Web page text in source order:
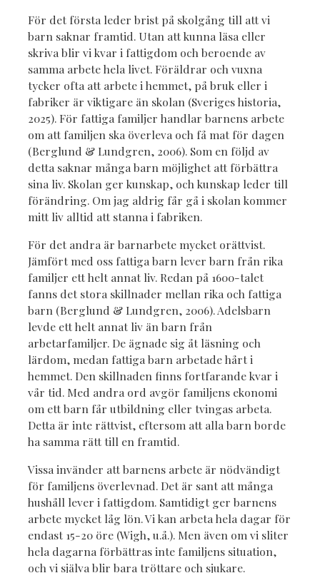
För det första leder brist på skolgång till att vi
barn saknar framtid. Utan att kunna läsa eller
skriva blir vi kvar i fattigdom och beroende av
samma arbete hela livet. Föräldrar och vuxna
tycker ofta att arbete i hemmet, på bruk eller i
fabriker är viktigare än skolan (Sveriges historia,
2025). För fattiga familjer handlar barnens arbete
om att familjen ska överleva och få mat för dagen
(Berglund & Lundgren, 2006). Som en följd av
detta saknar många barn möjlighet att förbättra
sina liv. Skolan ger kunskap, och kunskap leder till
förändring. Om jag aldrig får gå i skolan kommer
mitt liv alltid att stanna i fabriken.
För det andra är barnarbete mycket orättvist.
Jämfört med oss fattiga barn lever barn från rika
familjer ett helt annat liv. Redan på 1600-talet
fanns det stora skillnader mellan rika och fattiga
barn (Berglund & Lundgren, 2006). Adelsbarn
levde ett helt annat liv än barn från
arbetarfamiljer. De ägnade sig åt läsning och
lärdom, medan fattiga barn arbetade hårt i
hemmet. Den skillnaden finns fortfarande kvar i
vår tid. Med andra ord avgör familjens ekonomi
om ett barn får utbildning eller tvingas arbeta.
Detta är inte rättvist, eftersom att alla barn borde
ha samma rätt till en framtid.
Vissa invänder att barnens arbete är nödvändigt
för familjens överlevnad. Det är sant att många
hushåll lever i fattigdom. Samtidigt ger barnens
arbete mycket låg lön. Vi kan arbeta hela dagar för
endast 15-20 öre (Wigh, u.å.). Men även om vi sliter
hela dagarna förbättras inte familjens situation,
och vi själva blir bara tröttare och sjukare.